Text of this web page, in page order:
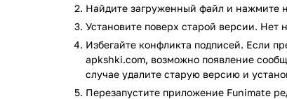
Найдите загруженный файл и нажмите
Установите поверх старой версии.
Избегайте конфликта подписей. Если
apkshki.com, возможно появление
случае удалите старую версию и
Перезапустите приложениe Funimate